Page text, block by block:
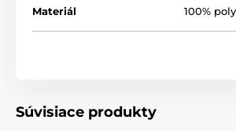
Materiál 100%
Súvisiace produkty